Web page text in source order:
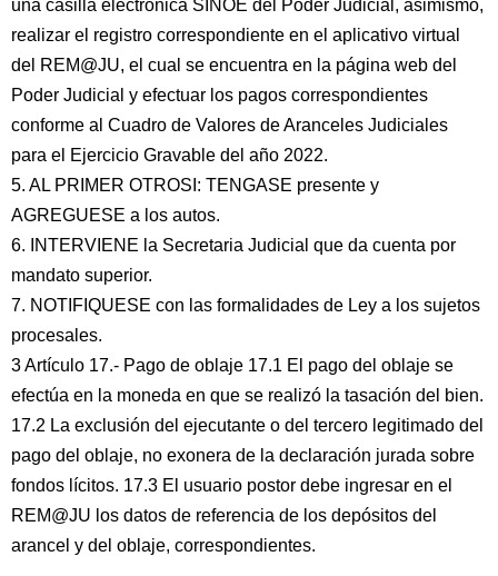
una casilla electrónica SINOE del Poder Judicial, asimismo,
realizar el registro correspondiente en el aplicativo virtual
del REM@JU, el cual se encuentra en la página web del
Poder Judicial y efectuar los pagos correspondientes
conforme al Cuadro de Valores de Aranceles Judiciales
para el Ejercicio Gravable del año 2022.
5. AL PRIMER OTROSI: TENGASE presente y
AGREGUESE a los autos.
6. INTERVIENE la Secretaria Judicial que da cuenta por
mandato superior.
7. NOTIFIQUESE con las formalidades de Ley a los sujetos
procesales.
3 Artículo 17.- Pago de oblaje 17.1 El pago del oblaje se
efectúa en la moneda en que se realizó la tasación del bien.
17.2 La exclusión del ejecutante o del tercero legitimado del
pago del oblaje, no exonera de la declaración jurada sobre
fondos lícitos. 17.3 El usuario postor debe ingresar en el
REM@JU los datos de referencia de los depósitos del
arancel y del oblaje, correspondientes.